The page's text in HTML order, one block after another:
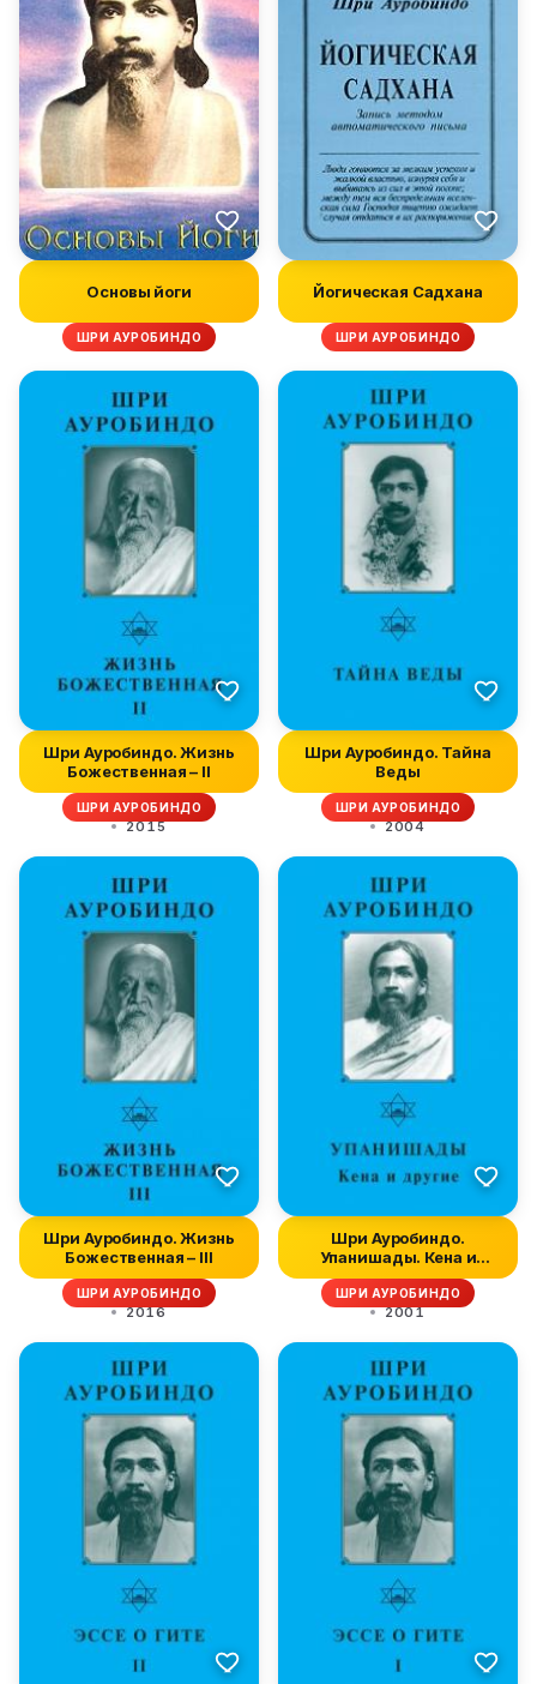
Основы йоги
ШРИ АУРОБИНДО
Йогическая Садхана
ШРИ АУРОБИНДО
Шри Ауробиндо. Жизнь
Божественная – II
ШРИ АУРОБИНДО
2015
Шри Ауробиндо. Тайна
Веды
ШРИ АУРОБИНДО
2004
Шри Ауробиндо. Жизнь
Божественная – III
ШРИ АУРОБИНДО
2016
Шри Ауробиндо.
Упанишады. Кена и
другие
ШРИ АУРОБИНДО
2001